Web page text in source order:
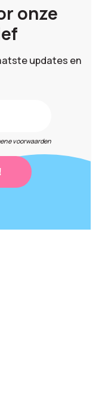
onze
updates en
voorwaarden